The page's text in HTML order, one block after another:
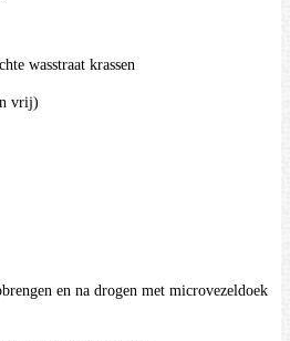
wasstraat krassen
vrij)
en na drogen met microvezeldoek